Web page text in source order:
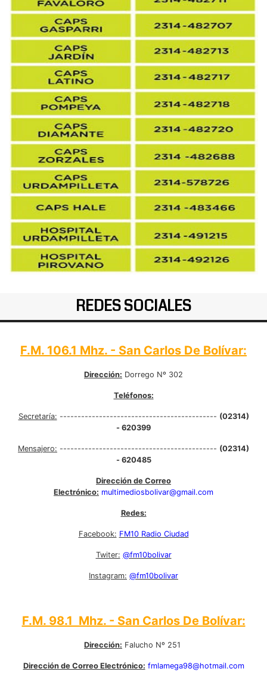
REDES SOCIALES
F.M. 106.1 Mhz. - San Carlos De Bolívar:
Dirección: Dorrego Nº 302
Teléfonos:
Secretaría: -------------------------------------------- (02314)
- 620399
Mensajero: -------------------------------------------- (02314)
- 620485
Dirección de Correo
Electrónico: multimediosbolivar@gmail.com
Redes:
Facebook: FM10 Radio Ciudad
Twiter: @fm10bolivar
Instagram: @fm10bolivar
F.M. 98.1 Mhz. - San Carlos De Bolívar:
Dirección: Falucho Nº 251
Dirección de Correo Electrónico: fmlamega98@hotmail.com